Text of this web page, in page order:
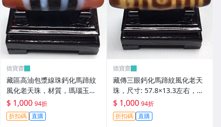
德寶齋
藏區高油包漿線珠鈣化馬蹄紋
風化老天珠，材質，瑪瑙玉
髓，尺寸：49.4×13左 天珠 瑪
瑙 硃砂【德寶齋】408
$ 1,000 94折
折扣碼 直購
德寶齋
藏傳三眼鈣化馬蹄紋風化老天
珠，尺寸: 57.8×13.3左右，材
質：瑪瑙，玉髓， 天珠 瑪瑙
硃砂【德寶齋】407
$ 1,000 94折
折扣碼 直購